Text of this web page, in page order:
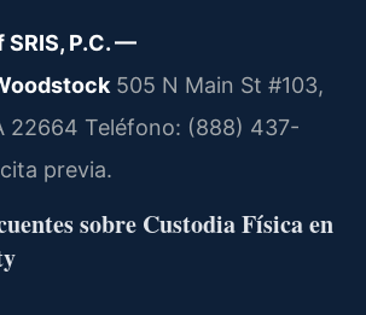
P.C. —
505 N Main St #103,
22664 Teléfono: (888) 437-
previa.
sobre Custodia Física en